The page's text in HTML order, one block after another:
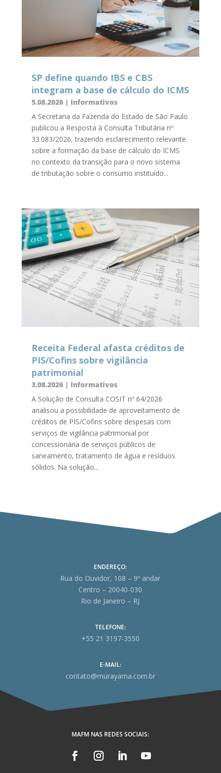
SP define quando IBS e CBS
integram a base de cálculo do ICMS
5.08.2026| Informativos
A Secretaria da Fazenda do Estado de São Paulo
publicou a Resposta à Consulta Tributária nº
33.083/2026, trazendo esclarecimento relevante
sobre a formação da base de cálculo do ICMS
no contexto da transição para o novo sistema
de tributação sobre o consumo instituído...
Receita Federal afasta créditos de
PIS/Cofins sobre vigilância
patrimonial
3.08.2026| Informativos
A Solução de Consulta COSIT nº 64/2026
analisou a possibilidade de aproveitamento de
créditos de PIS/Cofins sobre despesas com
serviços de vigilância patrimonial por
concessionária de serviços públicos de
saneamento, tratamento de água e resíduos
sólidos. Na solução...
ENDEREÇO:
Rua do Ouvidor, 108 – 9º andar
Centro – 20040-030
Rio de Janeiro – RJ
TELEFONE:
+55 21 3197-3550
E-MAIL:
contato@murayama.com.br
MAFM NAS REDES SOCIAIS: